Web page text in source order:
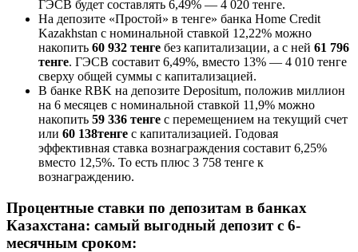
ГЭСВ будет составлять 6,49% — 4 020 тенге.
На депозите «Простой» в тенге» банка Home Credit
Kazakhstan с номинальной ставкой 12,22% можно
накопить 60 932 тенге без капитализации, а с ней 61 796
тенге. ГЭСВ составит 6,49%, вместо 13% — 4 010 тенге
сверху общей суммы с капитализацией.
В банке RBK на депозите Depositum, положив миллион
на 6 месяцев с номинальной ставкой 11,9% можно
накопить 59 336 тенге с перемещением на текущий счет
или 60 138тенге с капитализацией. Годовая
эффективная ставка вознаграждения составит 6,25%
вместо 12,5%. То есть плюс 3 758 тенге к
вознаграждению.
Процентные ставки по депозитам в банках
Казахстана: самый выгодный депозит с 6-
месячным сроком: